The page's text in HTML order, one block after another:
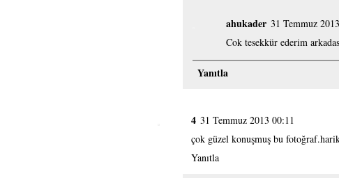
ahukader 31 Temmuz
Cok tesekkür ederim
Yanıtla
4 31 Temmuz 2013 00:11
çok güzel konuşmuş bu
Yanıtla